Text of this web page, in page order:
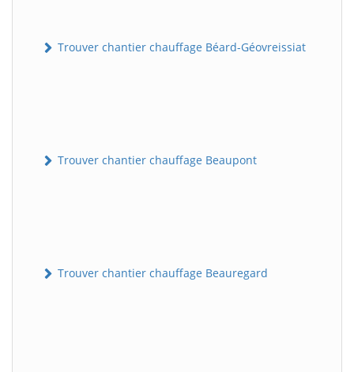
Trouver chantier chauffage Béard-Géovreissiat
Trouver chantier chauffage Beaupont
Trouver chantier chauffage Beauregard